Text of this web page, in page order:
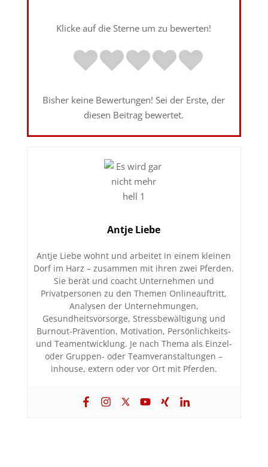
Klicke auf die Sterne um zu bewerten!
Bisher keine Bewertungen! Sei der Erste, der
diesen Beitrag bewertet.
Antje Liebe
Antje Liebe wohnt und arbeitet in einem kleinen
Dorf im Harz – zusammen mit ihren zwei Pferden.
Sie berät und coacht Unternehmen und
Privatpersonen zu den Themen Onlineauftritt,
Analysen der Unternehmungen,
Gesundheitsvorsorge, Stressbewältigung und
Burnout-Prävention, Motivation, Persönlichkeits-
und Teamentwicklung. Je nach Thema als Einzel-
oder Gruppen- oder Teamveranstaltungen –
inhouse, extern oder vor Ort mit Pferden.